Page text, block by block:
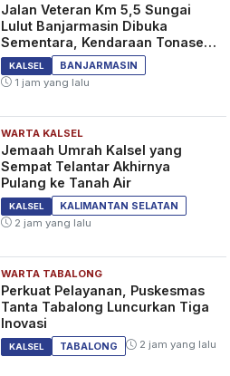
Jalan Veteran Km 5,5 Sungai
Lulut Banjarmasin Dibuka
Sementara, Kendaraan Tonase
Besar Dilarang
KALSEL
BANJARMASIN
1 jam yang lalu
WARTA KALSEL
Jemaah Umrah Kalsel yang
Sempat Telantar Akhirnya
Pulang ke Tanah Air
KALSEL
KALIMANTAN SELATAN
2 jam yang lalu
WARTA TABALONG
Perkuat Pelayanan, Puskesmas
Tanta Tabalong Luncurkan Tiga
Inovasi
KALSEL TABALONG 2 jam yang lalu